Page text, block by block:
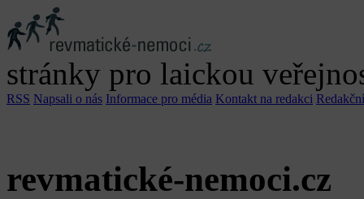
stránky pro laickou
RSS Napsali o nás Informace pro média Kontakt na redakci
revmatické-nemoci.cz